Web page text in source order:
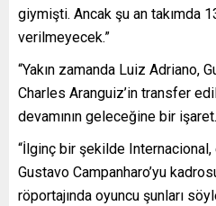
giymişti. Ancak şu an takımda
verilmeyecek.”
“Yakın zamanda Luiz Adriano,
Charles Aranguiz’in transfer
devamının geleceğine bir
“İlginç bir şekilde
Gustavo Campanharo’yu
röportajında oyuncu şunları